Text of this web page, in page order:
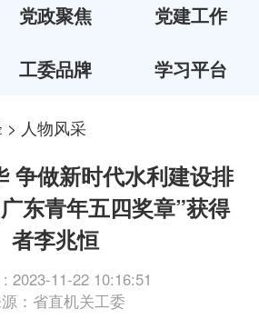
党政聚焦 党建工作
工委品牌 学习平台
> 人物风采
争做新时代水利建设排
东青年五四奖章”获得
者李兆恒
2023-11-22 10:16:51
：省直机关工委